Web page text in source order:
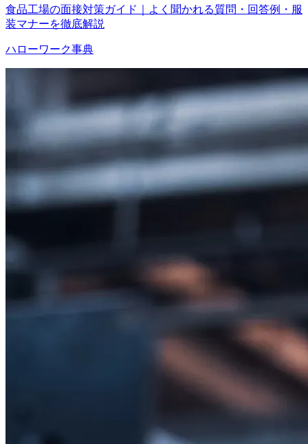
食品工場の面接対策ガイド｜よく聞かれる質問・回答例・服
装マナーを徹底解説
ハローワーク事典